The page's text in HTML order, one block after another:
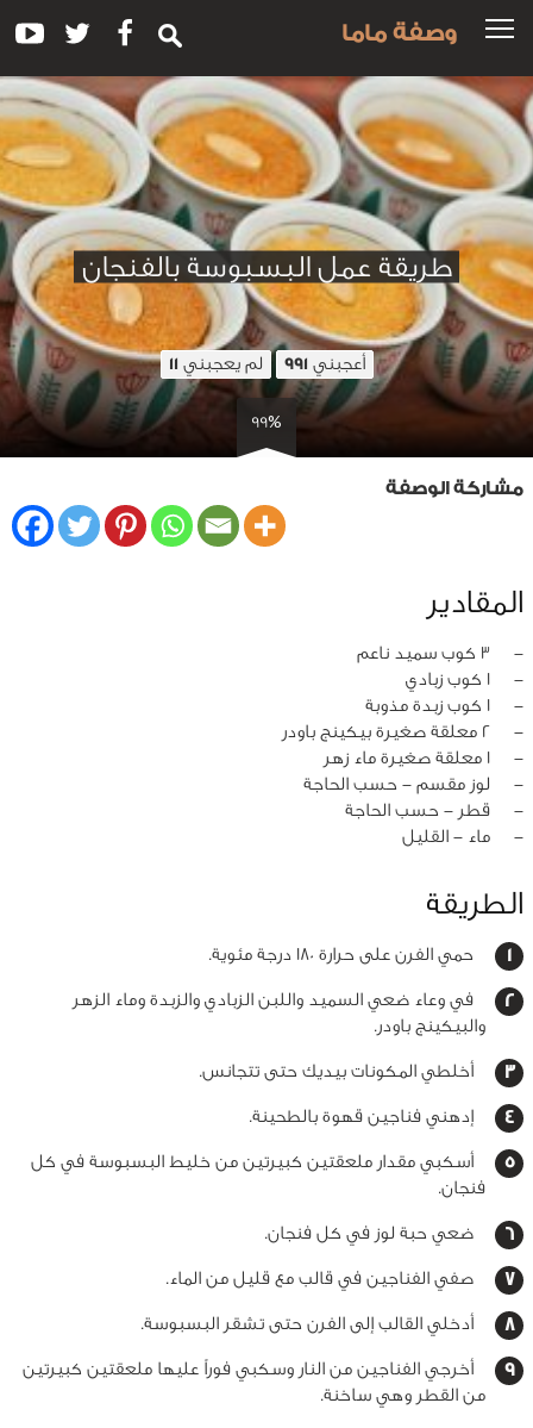
وصفة ماما
طريقة عمل البسبوسة بالفنجان
أعجبني 991 لم يعجبني 11
99%
مشاركة الوصفة
المقادير
‏-
3 كوب سميد ناعم
‏-
1 كوب زبادي
‏-
1 كوب زبدة مذوبة
‏-
2 معلقة صغيرة بيكينج باودر
‏-
1 معلقة صغيرة ماء زهر
‏-
لوز مقسم - حسب الحاجة
‏-
قطر - حسب الحاجة
‏-
ماء - القليل
الطريقة
حمي الفرن على حرارة 180 درجة مئوية.
في وعاء ضعي السميد واللبن الزبادي والزبدة وماء الزهر
والبيكينج باودر.
أخلطي المكونات بيديك حتى تتجانس.
إدهني فناجين قهوة بالطحينة.
أسكبي مقدار ملعقتين كبيرتين من خليط البسبوسة في كل
فنجان.
ضعي حبة لوز في كل فنجان.
صفي الفناجين في قالب مع قليل من الماء.
أدخلي القالب إلى الفرن حتى تشقر البسبوسة.
أخرجي الفناجين من النار وسكبي فوراً عليها ملعقتين كبيرتين
من القطر وهي ساخنة.